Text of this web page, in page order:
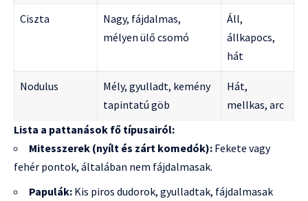
Ciszta
Nagy, fájdalmas,
mélyen ülő csomó
Áll,
állkapocs,
hát
Nodulus
Mély, gyulladt, kemény
tapintatú göb
Hát,
mellkas, arc
Lista a pattanások fő típusairól:
Mitesszerek (nyílt és zárt komedók): Fekete vagy
fehér pontok, általában nem fájdalmasak.
Papulák: Kis piros dudorok, gyulladtak, fájdalmasak